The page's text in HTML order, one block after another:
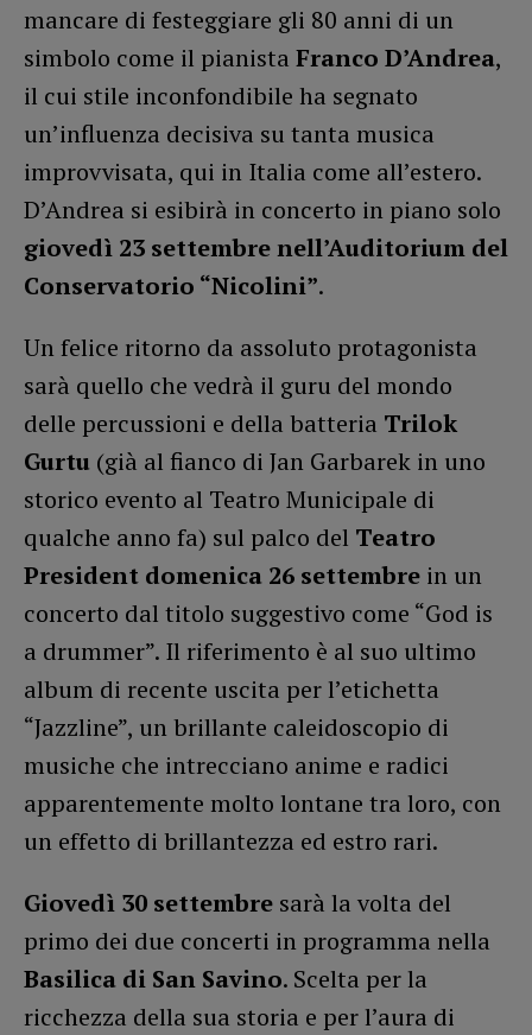
mancare di festeggiare gli 80 anni di un
simbolo come il pianista Franco D’Andrea,
il cui stile inconfondibile ha segnato
un’influenza decisiva su tanta musica
improvvisata, qui in Italia come all’estero.
D’Andrea si esibirà in concerto in piano solo
giovedì 23 settembre nell’Auditorium del
Conservatorio “Nicolini”.
Un felice ritorno da assoluto protagonista
sarà quello che vedrà il guru del mondo
delle percussioni e della batteria Trilok
Gurtu (già al fianco di Jan Garbarek in uno
storico evento al Teatro Municipale di
qualche anno fa) sul palco del Teatro
President domenica 26 settembre in un
concerto dal titolo suggestivo come “God is
a drummer”. Il riferimento è al suo ultimo
album di recente uscita per l’etichetta
“Jazzline”, un brillante caleidoscopio di
musiche che intrecciano anime e radici
apparentemente molto lontane tra loro, con
un effetto di brillantezza ed estro rari.
Giovedì 30 settembre sarà la volta del
primo dei due concerti in programma nella
Basilica di San Savino. Scelta per la
ricchezza della sua storia e per l’aura di